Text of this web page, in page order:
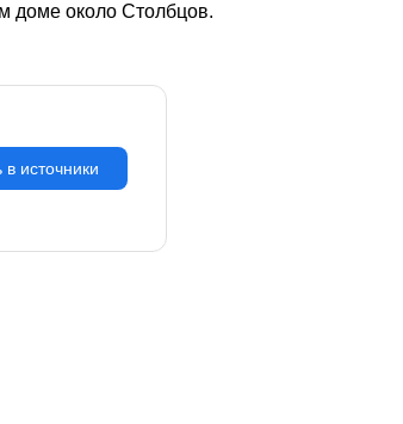
доме около Столбцов.
в источники